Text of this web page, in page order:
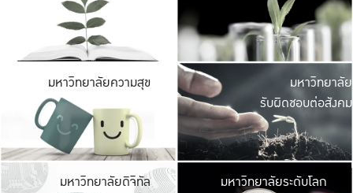
มีพื้นที่เขียวสดใส
เป็นป่าในเมือง เกษต
มหาวิทยาลัยความสุข มหาวิ
ค
เปิดประ
และพบเรื่องราวใ
มหาวิทยาลัย
รับผิดชอบต่อสังคม
มหาวิทยาลัยดิจิทัล มหาวิ
มหาวิทยาลัยระดับโลก